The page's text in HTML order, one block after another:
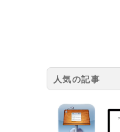
人気の記事